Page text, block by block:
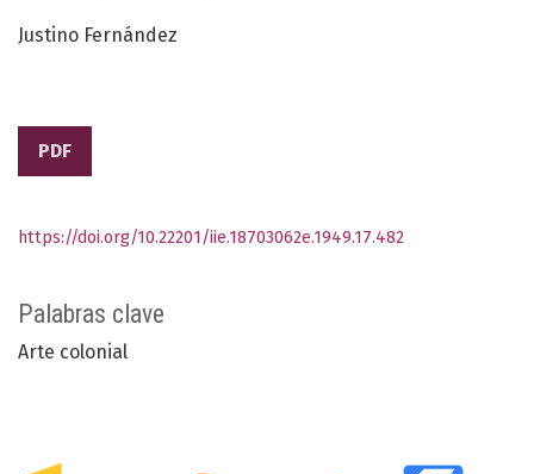
Justino Fernández
PDF
Palabras clave
Arte colonial
https://doi.org/10.22201/iie.18703062e.1949.17.482